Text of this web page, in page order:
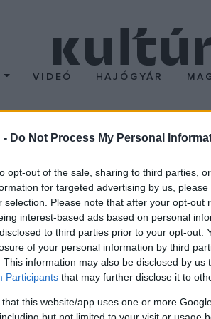
- Do Not Process My Personal
opt-out of the sale, sharing to third parties,
for targeted advertising by us,
selection. Please note that after your opt-out
interest-based ads based on personal
to third parties prior to your opt-out.
of your personal information by third
This information may also be disclosed by us
Participants that may further disclose it to
that this website/app uses one or more
VIDEÓ HAJÓGYÁR
Ferencpályáját 1945-ben a Belvárosi
is tanított. 1985-től országgyűlési
zsarnokok érzelmeit, szenvedélyeit